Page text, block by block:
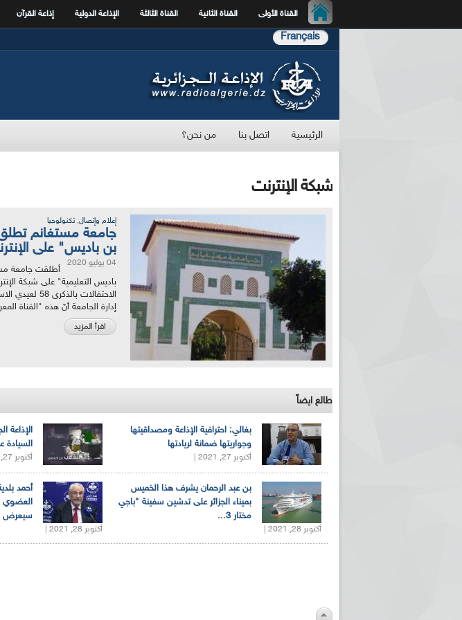
القناة الأولى القناة الثانية القناة الثالثة الإذاعة الدولية إذاعة القرآن
Français
الرئيسية اتصل بنا من نحن؟
شبكة الإنترنت
إعلام وإتصال,تكنولوجيا
جامعة مستغانم
بن باديس" على
04 يوليو 2020
أطلقت جامعة
باديس التعليمية" على شبكة
الاحتفالات
إدارة الجامعة أنّ هذه "القناة
اقرأ المزيد
طالع ايضاً
السيادة
أكتوبر 27, 2021 |
بغالي: احترافية الإذاعة ومصداقيتها
وجواريتها ضمانة لريادتها
أكتوبر 27, 2021 |
أحمد
العضوي
سيعرض
أكتوبر 28, 2021 |
بن عبد الرحمان يشرف هذا الخميس
بميناء الجزائر على تدشين سفينة "باجي
مختار 3...
أكتوبر 28, 2021 |